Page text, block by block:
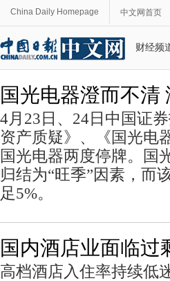
China Daily Homepage 中文网首页
财经频
国光电器澄而不清
4月23日、24日中国证
资产质疑》、《国光电
国光电器两度停牌。国
归结为“旺季”因素，而
足5%。
国内酒店业面临过
高档酒店入住率持续低